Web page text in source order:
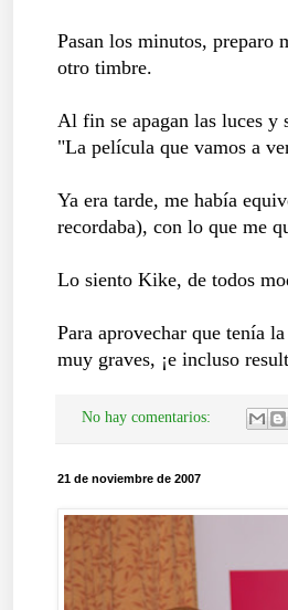
Pasan los minutos, preparo
otro timbre.
Al fin se apagan las luces y
"La película que vamos a
Ya era tarde, me había
recordaba), con lo que me
Lo siento Kike, de todos
Para aprovechar que tenía
muy graves, ¡e incluso
No hay comentarios:
21 de noviembre de 2007